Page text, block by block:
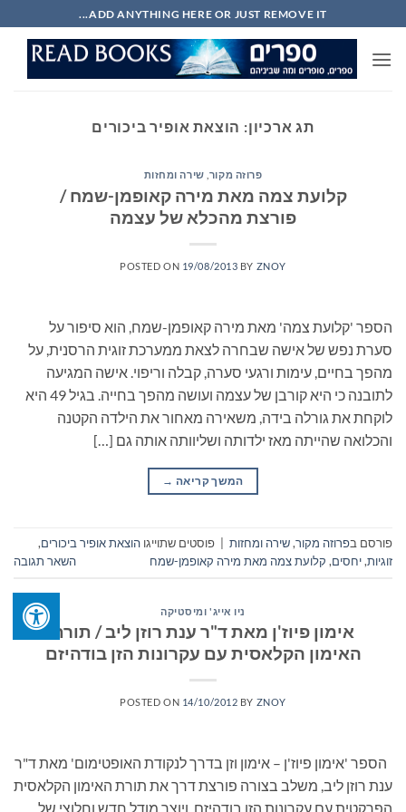
to
content
ADD ANYTHING HERE OR JUST REMOVE IT...
תג ארכיון: הוצאת אופיר ביכורים
פרוזה מקור שירה ומחזות
קלועת צמה מאת מירה קאופמן-שמח /
פורצת מהכלא של עצמה
POSTED ON 19/08/2013 BY ZNOY
הספר 'קלועת צמה' מאת מירה קאופמן-שמח, הוא סיפור על
סערת נפש של אישה שבחרה לצאת ממערכת זוגית הרסנית, על
מהפך בחיים, עימות ורגעי סערה, קבלה וריפוי. אישה המגיעה
לתובנה כי היא קורבן של עצמה ועושה מהפך בחייה. בגיל 49 היא
לוקחת את גורלה בידה, משאירה מאחור את הילדה הקטנה
והכלואה שהייתה מאז ילדותה ושליוותה אותה גם […]
המשך קריאה →
פורסם בפרוזה מקור,שירה ומחזות פוסטים שתוייגו הוצאת אופיר ביכורים,
זוגיות,יחסים, קלועת צמה מאת מירה קאופמן-שמח השאר תגובה
ניו אייג' ומיסטיקה
אימון פיוז'ן מאת ד"ר ענת רוזן ליב / תורת
האימון הקלאסית עם עקרונות הזן בודהיזם
POSTED ON 14/10/2012 BY ZNOY
הספר 'אימון פיוז'ן – אימון וזן בדרך לנקודת האופטימום' מאת ד"ר
ענת רוזן ליב, משלב בצורה פורצת דרך את תורת האימון הקלאסית
הפרקטית עם עקרונות הזן בודהיזם, ויוצר מודל חדש וחלוצי של